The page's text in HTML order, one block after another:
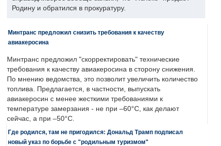
Родину и обратился в прокуратуру.
Минтранс предложил снизить требования к качеству
авиакеросина
Минтранс предложил "скорректировать" технические
требования к качеству авиакеросина в сторону снижения.
По мнению ведомства, это позволит увеличить количество
топлива. Предлагается, в частности, выпускать
авиакеросин с менее жесткими требованиями к
температуре замерзания - не при –60°C, как делают
сейчас, а при –50°C.
Где родился, там не пригодился: Дональд Трамп подписал
новый указ по борьбе с "родильным туризмом"